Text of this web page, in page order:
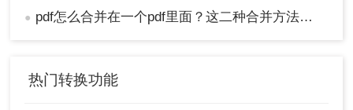
● pdf怎么合并在一个pdf里面？这二种合并方法了解下！
热门转换功能